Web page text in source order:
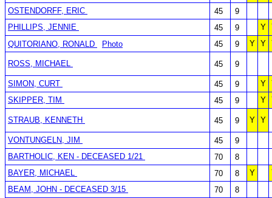
OSTENDORFF, ERIC
45
9
PHILLIPS, JENNIE
45 9 Y
QUITORIANO, RONALD
Photo 45 9 Y Y
ROSS, MICHAEL 45 9
SIMON, CURT 45 9 Y
SKIPPER, TIM
45 9 Y
STRAUB, KENNETH 45 9 Y Y
VONTUNGELN, JIM 45
9
BARTHOLIC, KEN - DECEASED 1/21
70
8
BAYER, MICHAEL
70 8 Y
BEAM, JOHN - DECEASED 3/15
70
8